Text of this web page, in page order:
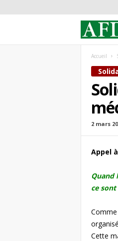
Accueil
2 mars
Appel
Quand
ce
Cette